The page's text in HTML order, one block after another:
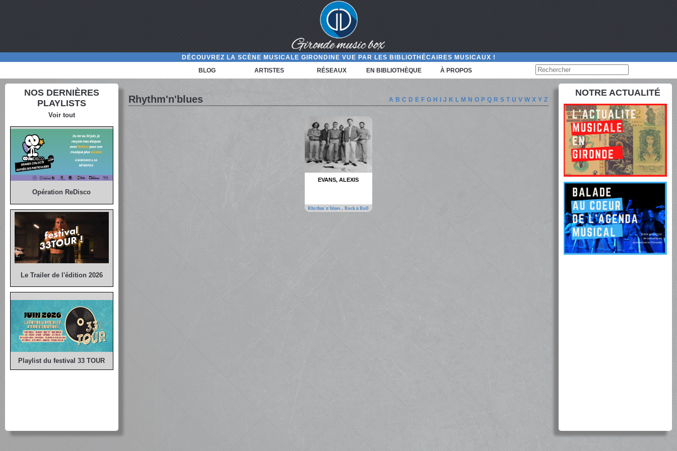
DÉCOUVREZ LA SCÈNE MUSICALE GIRONDINE VUE PAR LES BIBLIOTHÉCAIRES MUSICAUX !
BLOG
ARTISTES RÉSEAUX EN BIBLIOTHÈQUE À PROPOS
NOS DERNIÈRES
PLAYLISTS
Voir tout
Opération ReDisco
Le Trailer de l'édition 2026
Playlist du festival 33 TOUR
Rhythm'n'blues A B C D E F G H I J K L M N O P Q R S T U V W X Y Z
EVANS, ALEXIS
Rhythm'n'blues,Rock n Roll
NOTRE ACTUALITÉ